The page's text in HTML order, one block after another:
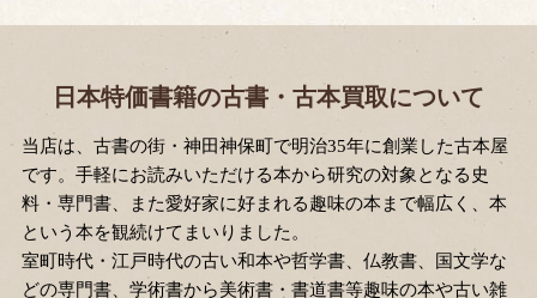
日本特価書籍の古書・古本買取について
当店は、古書の街・神田神保町で明治35年に創業した古本屋
です。手軽にお読みいただける本から研究の対象となる史
料・専門書、また愛好家に好まれる趣味の本まで幅広く、本
という本を観続けてまいりました。
室町時代・江戸時代の古い和本や哲学書、仏教書、国文学な
どの専門書、学術書から美術書・書道書等趣味の本や古い雑